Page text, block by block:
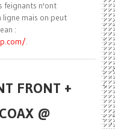
feignants n'ont
ligne mais on peut
:
.
FRONT +
@